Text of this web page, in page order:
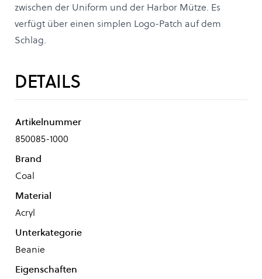
zwischen der Uniform und der Harbor Mütze. Es
verfügt über einen simplen Logo-Patch auf dem
Schlag.
DETAILS
Artikelnummer
850085-1000
Brand
Coal
Material
Acryl
Unterkategorie
Beanie
Eigenschaften